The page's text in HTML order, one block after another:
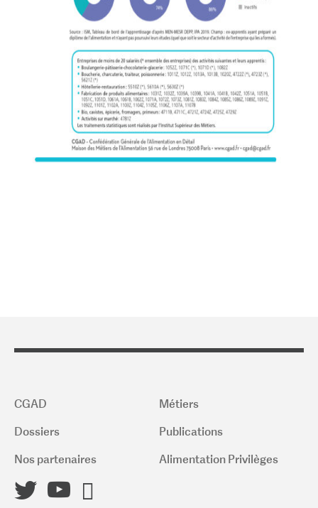
CGAD
Métiers
Dossiers
Publications
Nos partenaires
Alimentation Privilèges